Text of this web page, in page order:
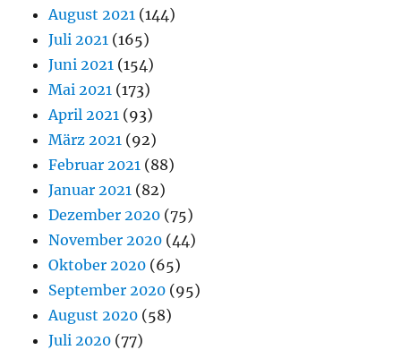
August 2021 (144)
Juli 2021 (165)
Juni 2021 (154)
Mai 2021 (173)
April 2021 (93)
März 2021 (92)
Februar 2021 (88)
Januar 2021 (82)
Dezember 2020 (75)
November 2020 (44)
Oktober 2020 (65)
September 2020 (95)
August 2020 (58)
Juli 2020 (77)